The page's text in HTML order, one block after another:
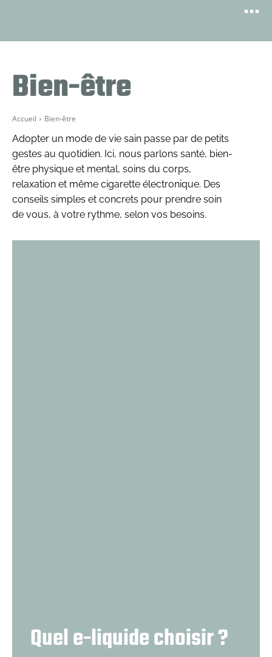
Bien-être
Accueil Bien-être
Adopter un mode de vie sain passe par de petits
gestes au quotidien. Ici, nous parlons santé, bien-
être physique et mental, soins du corps,
relaxation et même cigarette électronique. Des
conseils simples et concrets pour prendre soin
de vous, à votre rythme, selon vos besoins.
Quel e-liquide choisir ?